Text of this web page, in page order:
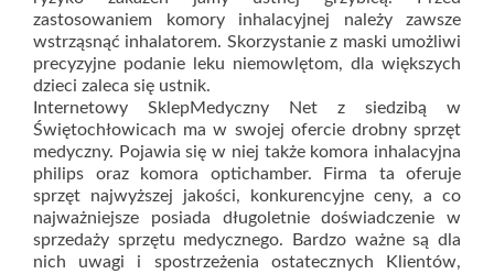
zastosowaniem komory inhalacyjnej należy zawsze
wstrząsnąć inhalatorem. Skorzystanie z maski umożliwi
precyzyjne podanie leku niemowlętom, dla większych
dzieci zaleca się ustnik.
Internetowy SklepMedyczny Net z siedzibą w
Świętochłowicach ma w swojej ofercie drobny sprzęt
medyczny. Pojawia się w niej także komora inhalacyjna
philips oraz komora optichamber. Firma ta oferuje
sprzęt najwyższej jakości, konkurencyjne ceny, a co
najważniejsze posiada długoletnie doświadczenie w
sprzedaży sprzętu medycznego. Bardzo ważne są dla
nich uwagi i spostrzeżenia ostatecznych Klientów,